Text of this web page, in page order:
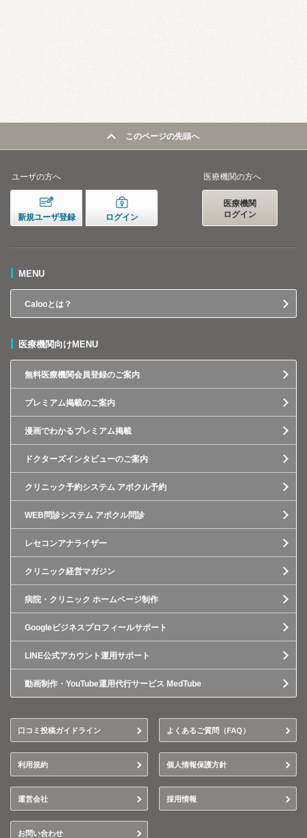
このページの先頭へ
ユーザの方へ
新規ユーザ登録 ログイン
医療機関の方へ
医療機関
ログイン
MENU
Calooとは？
医療機関向けMENU
無料医療機関会員登録のご案内
プレミアム掲載のご案内
漫画でわかるプレミアム掲載
ドクターズインタビューのご案内
クリニック予約システム アポクル予約
WEB問診システム アポクル問診
レセコンアナライザー
クリニック経営マガジン
病院・クリニック ホームページ制作
Googleビジネスプロフィールサポート
LINE公式アカウント運用サポート
動画制作・YouTube運用代行サービス MedTube
口コミ投稿ガイドライン よくあるご質問（FAQ）
利用規約 個人情報保護方針
運営会社 採用情報
お問い合わせ